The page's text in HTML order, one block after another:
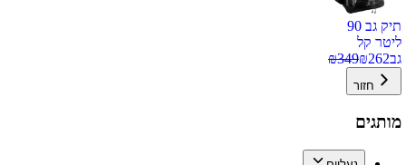
תיק גב 90
ליטר קל
גב
₪262
₪349
חזור
מותגים